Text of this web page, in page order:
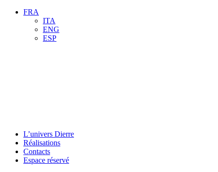
FRA
ITA
ENG
ESP
L’univers Dierre
Réalisations
Contacts
Espace réservé